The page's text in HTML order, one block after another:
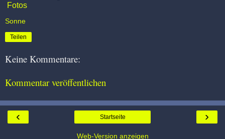
Fotos
Sonne
Teilen
Keine Kommentare:
Kommentar veröffentlichen
‹ ›
Startseite
Web-Version anzeigen